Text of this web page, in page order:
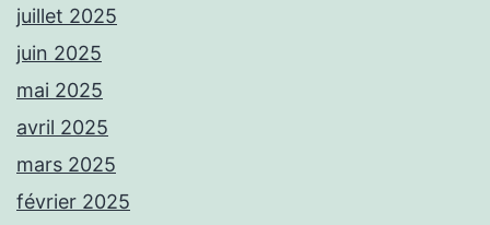
juillet 2025
juin 2025
mai 2025
avril 2025
mars 2025
février 2025